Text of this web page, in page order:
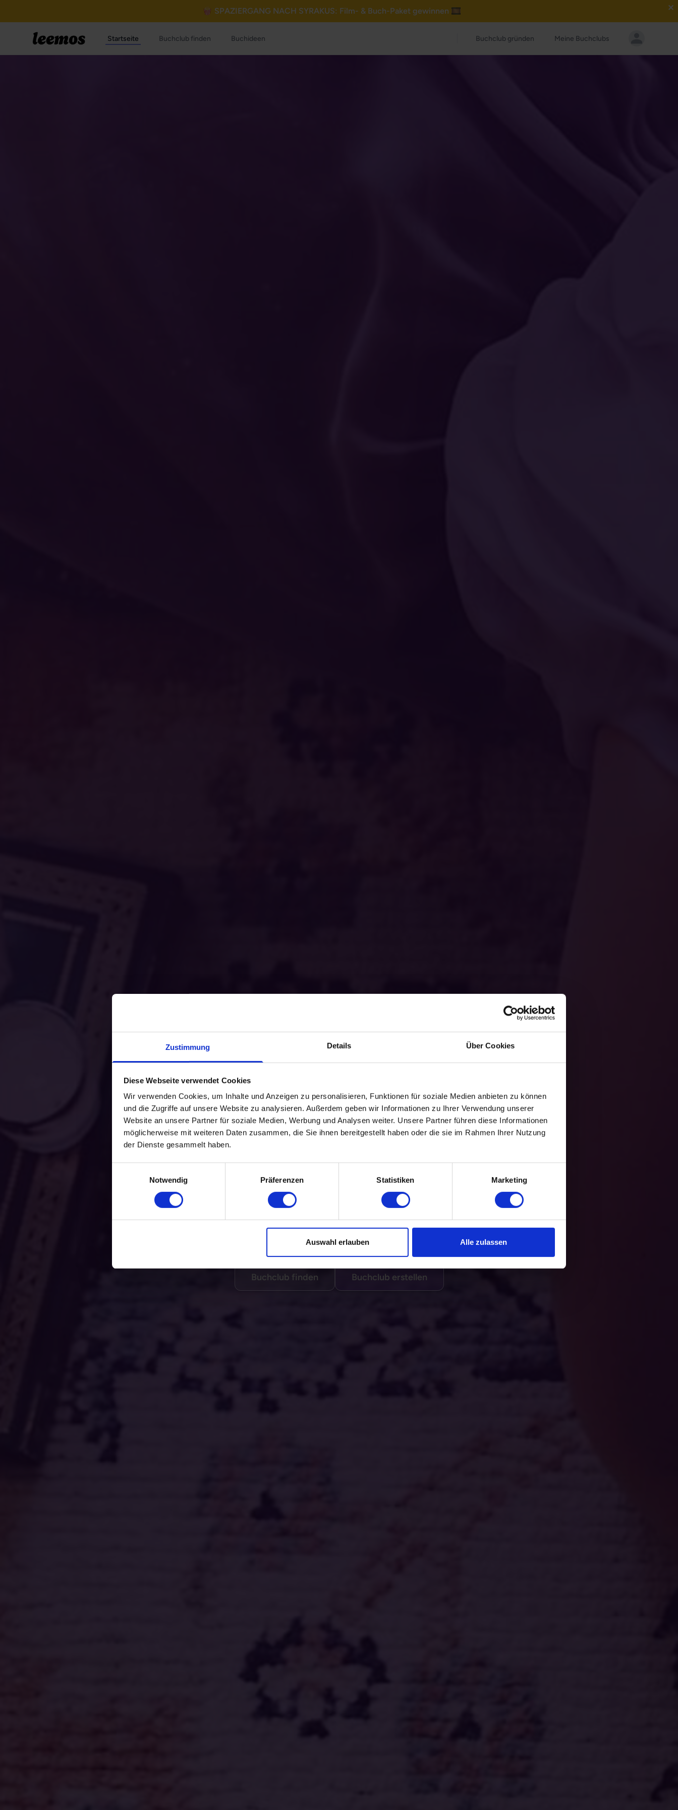
Zustimmung Details Über Cookies
Diese Webseite verwendet Cookies
Wir verwenden Cookies, um Inhalte und Anzeigen zu personalisieren, Funktionen für soziale Medien anbieten zu können
und die Zugriffe auf unsere Website zu analysieren. Außerdem geben wir Informationen zu Ihrer Verwendung unserer
Website an unsere Partner für soziale Medien, Werbung und Analysen weiter. Unsere Partner führen diese Informationen
möglicherweise mit weiteren Daten zusammen, die Sie ihnen bereitgestellt haben oder die sie im Rahmen Ihrer Nutzung
der Dienste gesammelt haben.
Notwendig
Präferenzen Statistiken Marketing
Auswahl erlauben Alle zulassen
🍿 SPAZIERGANG NACH SYRAKUS: Film- & Buch-Paket gewinnen 🎞️ ✕
Startseite Buchclub finden Buchideen Buchclub gründen Meine Buchclubs
Du liest gerne Bücher und würdest am liebsten allen davon erzählen?
Perfekt - finde oder erstelle deinen eigenen Buchclub mit
Leemos
Buchclub finden Buchclub erstellen